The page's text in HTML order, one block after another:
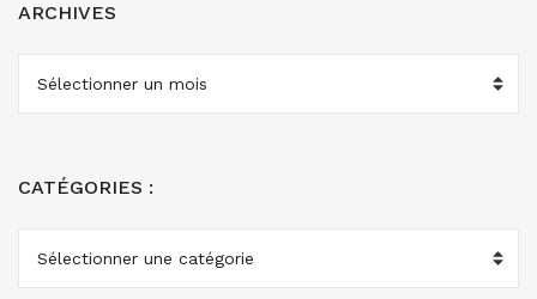
ARCHIVES
CATÉGORIES :